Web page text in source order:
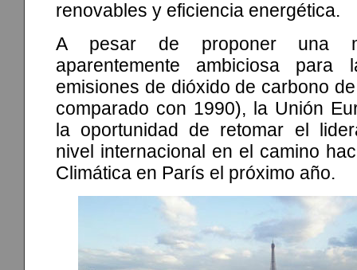
renovables y eficiencia energética.
A pesar de proponer una
aparentemente ambiciosa para
emisiones de dióxido de carbono
comparado con 1990), la Unión
la oportunidad de retomar el
nivel internacional en el camino
Climática en París el próximo año.